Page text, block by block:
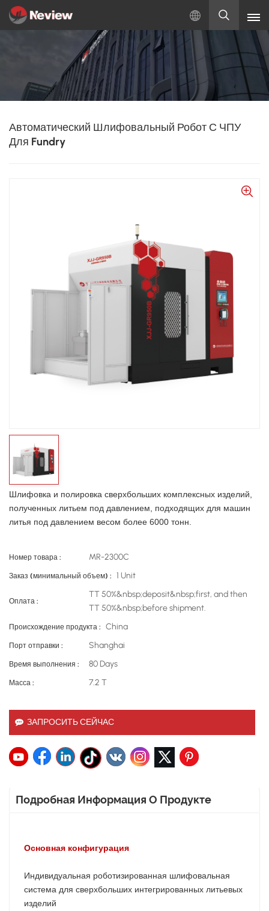
Русский
Русский
Español
Автоматический Шлифовальный Робот С ЧПУ
Для Fundry
Шлифовка и полировка сверхбольших комплексных изделий,
полученных литьем под давлением, подходящих для машин
литья под давлением весом более 6000 тонн.
Номер товара : MR-2300C
Заказ (минимальный объем) : 1 Unit
Оплата :
TT 50%&nbsp;deposit&nbsp;first, and then
TT 50%&nbsp;before shipment.
Происхождение продукта : China
Порт отправки : Shanghai
Время выполнения : 80 Days
Масса : 7.2 T
ЗАПРОСИТЬ СЕЙЧАС
Подробная Информация О Продукте
Основная конфигурация
Индивидуальная роботизированная шлифовальная
система для сверхбольших интегрированных литьевых
изделий